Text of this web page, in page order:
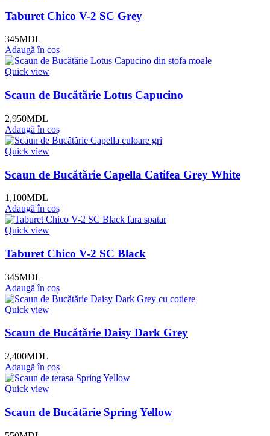
Taburet Chico V-2 SC Grey
345MDL
Adaugă în coș
Quick view
Scaun de Bucătărie Lotus Capucino
2,950MDL
Adaugă în coș
Quick view
Scaun de Bucătărie Capella Catifea Grey White
1,100MDL
Adaugă în coș
Quick view
Taburet Chico V-2 SC Black
345MDL
Adaugă în coș
Quick view
Scaun de Bucătărie Daisy Dark Grey
2,400MDL
Adaugă în coș
Quick view
Scaun de Bucătărie Spring Yellow